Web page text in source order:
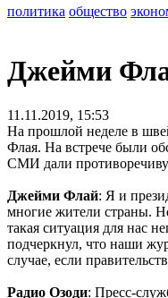
политика общество
Джейми
11.11.2019, 15:53
На прошлой неделе в
Флая. На встрече были
СМИ дали
Джейми Флай: Я и
многие жители страны.
такая ситуация для нас
подчеркнул, что наши
случае, если
Радио Озоди: Пресс-